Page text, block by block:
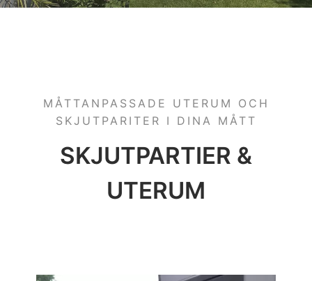
MÅTTANPASSADE UTERUM OCH
SKJUTPARITER I DINA MÅTT
SKJUTPARTIER &
UTERUM